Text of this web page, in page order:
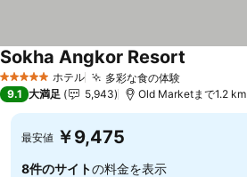
5 ホテルのランク
ホテル 多彩な食の体験料金を表示
Sokha Angkor Resort
9.1 大満足 5,943 Old Marketまで1.2 km
最安値 ￥9,475
8件のサイトの料金を表示